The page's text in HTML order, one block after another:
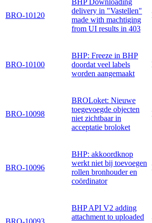
BRO-10120
delivery in "Vastellen"
made with machtiging
from UI results in 403
BRO-10100
BHP: Freeze in BHP
doordat veel labels
worden aangemaakt
BRO-10098
BROLoket: Nieuwe
toegevoegde objecten
niet zichtbaar in
acceptatie broloket
BRO-10096
BHP: akkoordknop
werkt niet bij toevoegen
rollen bronhouder en
coördinator
BRO-10093
BHP API V2 adding
attachment to uploaded